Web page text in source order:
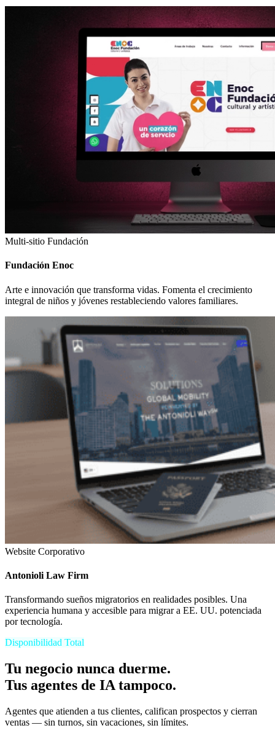
Multi-sitio Fundación
Fundación Enoc
Arte e innovación que transforma vidas. Fomenta el crecimiento
integral de niños y jóvenes restableciendo valores familiares.
Website Corporativo
Antonioli Law Firm
Transformando sueños migratorios en realidades posibles. Una
experiencia humana y accesible para migrar a EE. UU. potenciada
por tecnología.
Disponibilidad Total
Tu negocio nunca duerme.
Tus agentes de IA tampoco.
Agentes que atienden a tus clientes, califican prospectos y cierran
ventas — sin turnos, sin vacaciones, sin límites.